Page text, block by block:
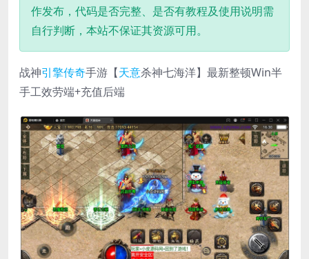
作发布，代码是否完整、是否有教程及使用说明需
自行判断，本站不保证其资源可用。
战神引擎传奇手游【天意杀神七海洋】最新整顿Win半
手工效劳端+充值后端